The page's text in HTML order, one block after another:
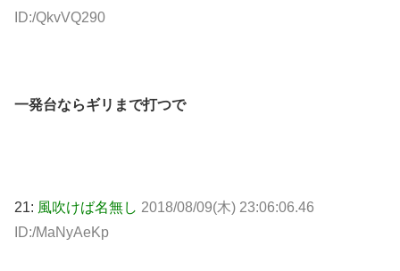
ID:/QkvVQ290
一発台ならギリまで打つで
21: 風吹けば名無し 2018/08/09(木) 23:06:06.46
ID:/MaNyAeKp